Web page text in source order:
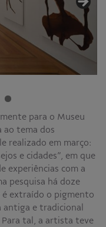
para o Museu
ao tema dos
realizado em março:
e cidades”, em que
experiências com a
pesquisa há doze
é extraído o pigmento
e tradicional
Para tal, a artista teve